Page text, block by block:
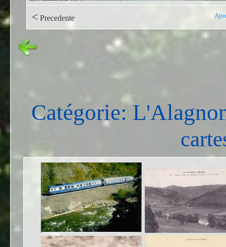
<Precedente
Catégorie: